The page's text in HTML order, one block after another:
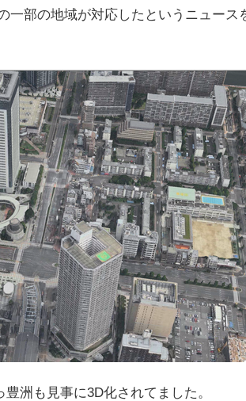
一部の地域が対応したというニュース
洲も見事に3D化されてました。